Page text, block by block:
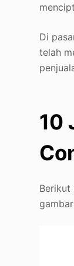
Di
telah
10
Berikut